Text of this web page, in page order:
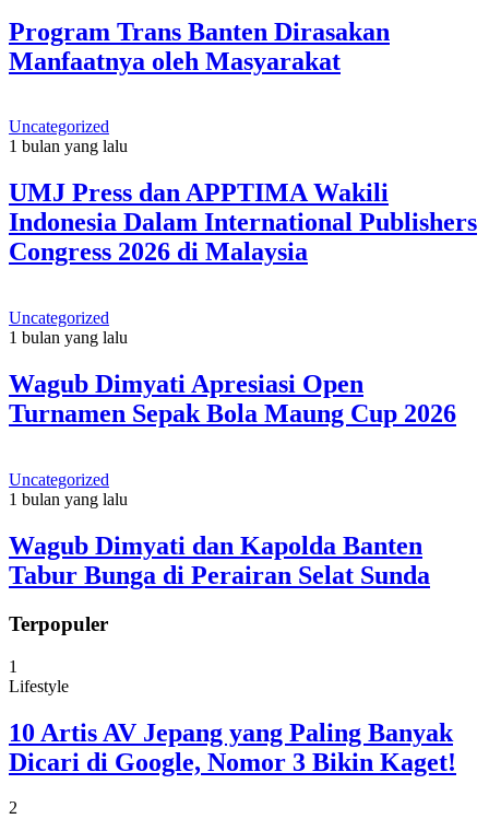
Program Trans Banten Dirasakan
Manfaatnya oleh Masyarakat
Uncategorized
1 bulan yang lalu
UMJ Press dan APPTIMA Wakili
Indonesia Dalam International Publishers
Congress 2026 di Malaysia
Uncategorized
1 bulan yang lalu
Wagub Dimyati Apresiasi Open
Turnamen Sepak Bola Maung Cup 2026
Uncategorized
1 bulan yang lalu
Wagub Dimyati dan Kapolda Banten
Tabur Bunga di Perairan Selat Sunda
Terpopuler
1
Lifestyle
10 Artis AV Jepang yang Paling Banyak
Dicari di Google, Nomor 3 Bikin Kaget!
2